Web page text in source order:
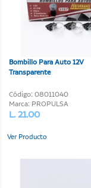
Bombillo Para Auto 12V
Transparente
Código: 08011040
Marca: PROPULSA
L. 21.00
Ver Producto